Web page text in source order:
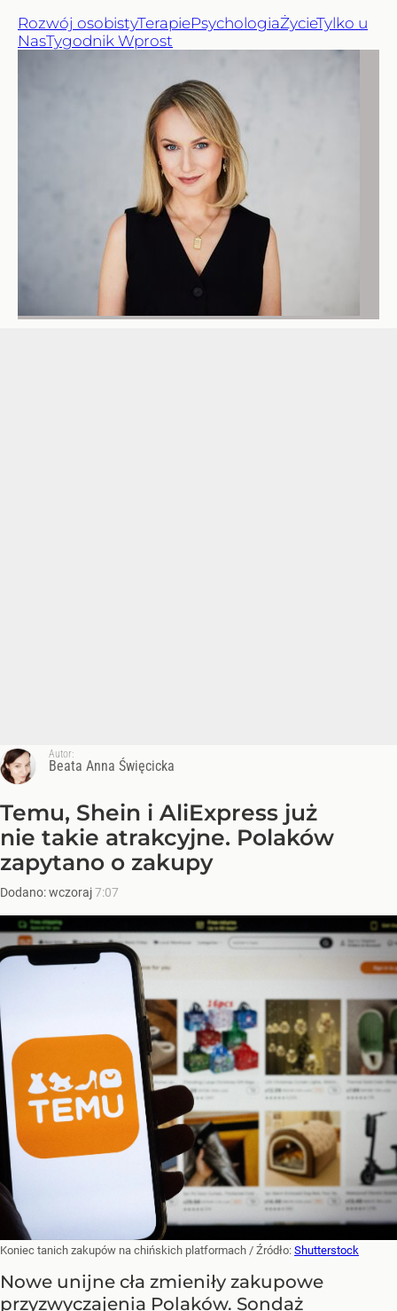
Rozwój osobistyTerapiePsychologiaŻycieTylko u
NasTygodnik Wprost
Autor:
Beata Anna Święcicka
Temu, Shein i AliExpress już
nie takie atrakcyjne. Polaków
zapytano o zakupy
Dodano:wczoraj7:07
Koniec tanich zakupów na chińskich platformach / Źródło: Shutterstock
Nowe unijne cła zmieniły zakupowe
przyzwyczajenia Polaków. Sondaż